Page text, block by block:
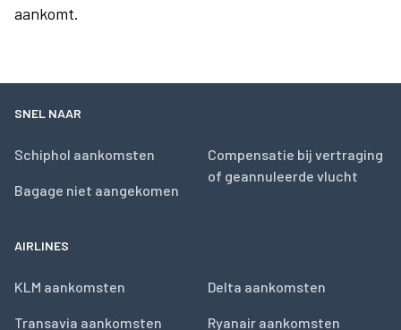
aankomt.
SNEL NAAR
Schiphol aankomsten
Bagage niet aangekomen
Compensatie bij vertraging
of geannuleerde vlucht
AIRLINES
KLM aankomsten
Transavia aankomsten
Delta aankomsten
Ryanair aankomsten